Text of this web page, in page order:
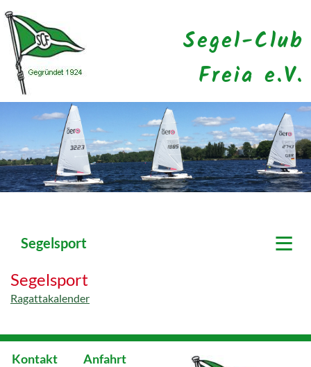
Segel-Club
Freia e.V.
Segelsport ≡
Segelsport
Ragattakalender
Kontakt
Anfahrt